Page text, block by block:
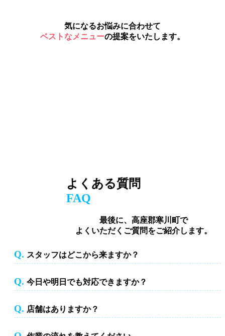
気になるお悩みに合わせて
ベストなメニューの提案をいたします。
よくある質問
FAQ
最後に、高座郡寒川町で
よくいただくご質問をご紹介します。
スタッフはどこから来ますか？
Q. スタッフはどこから来ますか？
今日や明日でも対応できますか？
Q. 今日や明日でも対応できますか？
店舗はありますか？
Q. 店舗はありますか？